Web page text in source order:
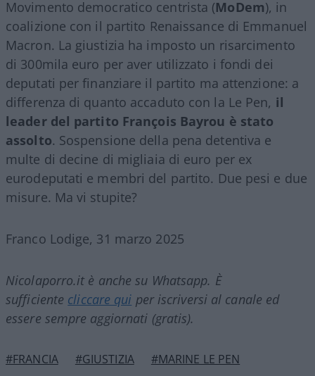
Movimento democratico centrista (MoDem), in
coalizione con il partito Renaissance di Emmanuel
Macron. La giustizia ha imposto un risarcimento
di 300mila euro per aver utilizzato i fondi dei
deputati per finanziare il partito ma attenzione: a
differenza di quanto accaduto con la Le Pen, il
leader del partito François Bayrou è stato
assolto. Sospensione della pena detentiva e
multe di decine di migliaia di euro per ex
eurodeputati e membri del partito. Due pesi e due
misure. Ma vi stupite?
Franco Lodige, 31 marzo 2025
Nicolaporro.it è anche su Whatsapp. È
sufficiente cliccare qui per iscriversi al canale ed
essere sempre aggiornati (gratis).
#FRANCIA #GIUSTIZIA #MARINE LE PEN